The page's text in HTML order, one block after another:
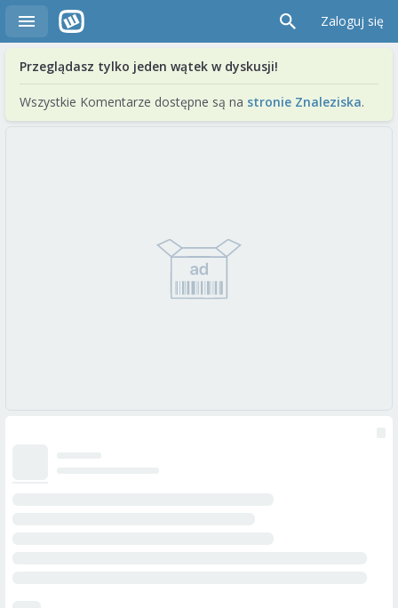
Zaloguj się
Przeglądasz tylko jeden wątek w dyskusji!
Wszystkie Komentarze dostępne są na stronie Znaleziska.